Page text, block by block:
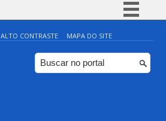
Simplifique!
Comunica BR
Participe
ALTO CONTRASTE MAPA DO SITE